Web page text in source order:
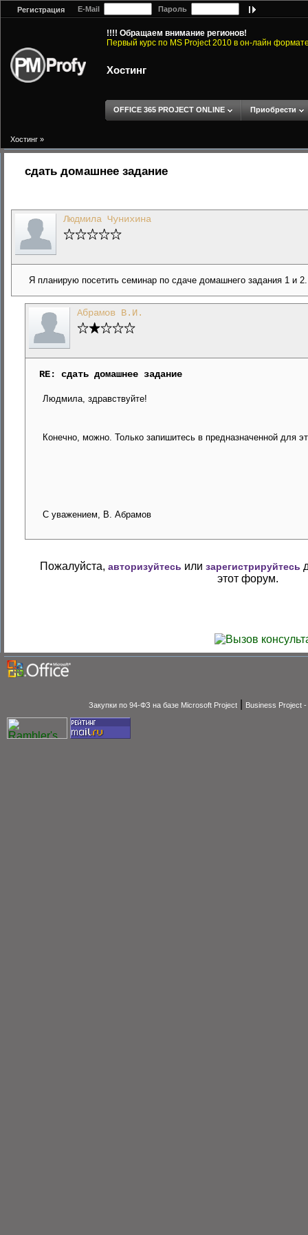
Регистрация E-Mail Пароль
!!!! Обращаем внимание регионов!
Первый курс по MS Project 2010 в он-лайн
Хостинг
OFFICE 365 PROJECT ONLINE Приобрести
Хостинг »
сдать домашнее задание
Людмила Чунихина
Я планирую посетить семинар по сдаче домашнего задания 1 и
Абрамов В.И.
RE: сдать домашнее задание
Людмила, здравствуйте!
Конечно, можно. Только запишитесь в предназначенной для
С уважением, В. Абрамов
Пожалуйста, авторизуйтесь или зарегистрируйтесь
этот форум.
Закупки по 94-ФЗ на базе Microsoft Project Business Project